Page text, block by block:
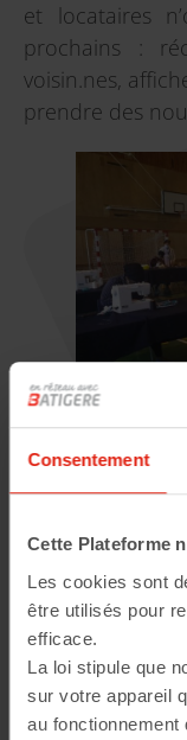
Consentement
Cette Plateforme
Les cookies sont
être utilisés pour
efficace.
La loi stipule que
sur votre appareil
au fonctionnement
et locataires
prochains :
voisin.nes,
prendre des
Le maitre mot ?
biais de
engagés avec les
000 masques.